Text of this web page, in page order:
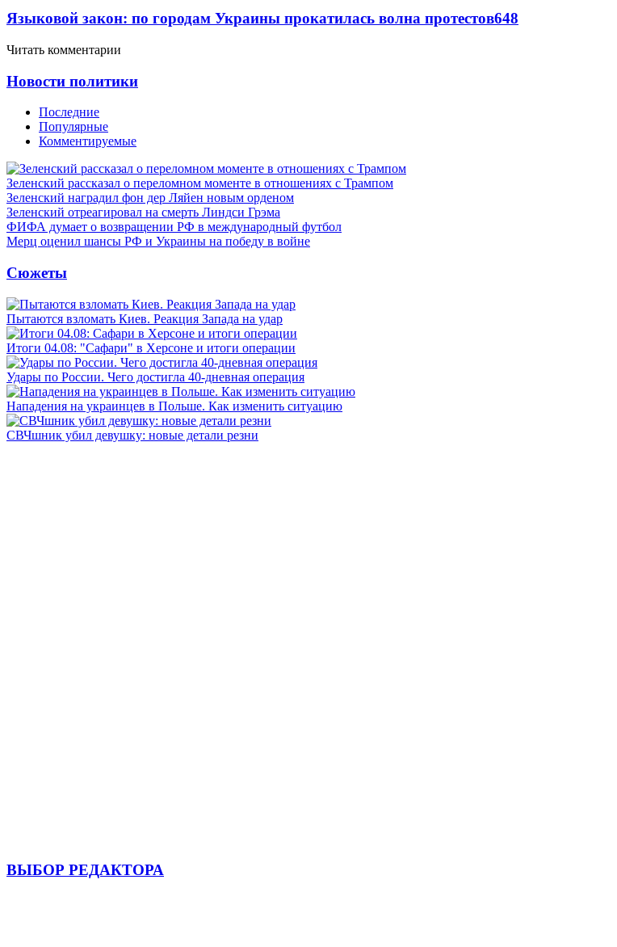
Языковой закон: по городам Украины прокатилась волна протестов648
Читать комментарии
Новости политики
Последние
Популярные
Комментируемые
Зеленский рассказал о переломном моменте в отношениях с Трампом
Зеленский наградил фон дер Ляйен новым орденом
Зеленский отреагировал на смерть Линдси Грэма
ФИФА думает о возвращении РФ в международный футбол
Мерц оценил шансы РФ и Украины на победу в войне
Сюжеты
Пытаются взломать Киев. Реакция Запада на удар
Итоги 04.08: "Сафари" в Херсоне и итоги операции
Удары по России. Чего достигла 40-дневная операция
Нападения на украинцев в Польше. Как изменить ситуацию
СВЧшник убил девушку: новые детали резни
ВЫБОР РЕДАКТОРА